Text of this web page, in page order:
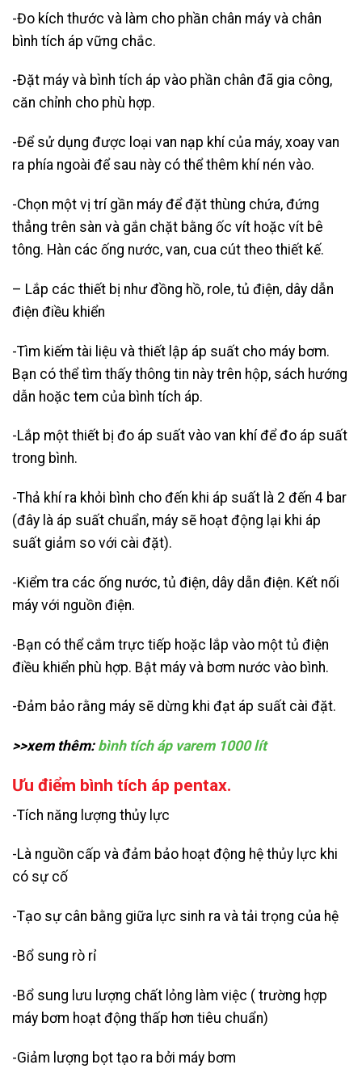
-Đo kích thước và làm cho phần chân máy và chân
bình tích áp vững chắc.
-Đặt máy và bình tích áp vào phần chân đã gia công,
căn chỉnh cho phù hợp.
-Để sử dụng được loại van nạp khí của máy, xoay van
ra phía ngoài để sau này có thể thêm khí nén vào.
-Chọn một vị trí gần máy để đặt thùng chứa, đứng
thẳng trên sàn và gắn chặt bằng ốc vít hoặc vít bê
tông. Hàn các ống nước, van, cua cút theo thiết kế.
– Lắp các thiết bị như đồng hồ, role, tủ điện, dây dẫn
điện điều khiển
-Tìm kiếm tài liệu và thiết lập áp suất cho máy bơm.
Bạn có thể tìm thấy thông tin này trên hộp, sách hướng
dẫn hoặc tem của bình tích áp.
-Lắp một thiết bị đo áp suất vào van khí để đo áp suất
trong bình.
-Thả khí ra khỏi bình cho đến khi áp suất là 2 đến 4 bar
(đây là áp suất chuẩn, máy sẽ hoạt động lại khi áp
suất giảm so với cài đặt).
-Kiểm tra các ống nước, tủ điện, dây dẫn điện. Kết nối
máy với nguồn điện.
-Bạn có thể cắm trực tiếp hoặc lắp vào một tủ điện
điều khiển phù hợp. Bật máy và bơm nước vào bình.
-Đảm bảo rằng máy sẽ dừng khi đạt áp suất cài đặt.
>>xem thêm: bình tích áp varem 1000 lít
Ưu điểm bình tích áp pentax.
-Tích năng lượng thủy lực
-Là nguồn cấp và đảm bảo hoạt động hệ thủy lực khi
có sự cố
-Tạo sự cân bằng giữa lực sinh ra và tải trọng của hệ
-Bổ sung rò rỉ
-Bổ sung lưu lượng chất lỏng làm việc ( trường hợp
máy bơm hoạt động thấp hơn tiêu chuẩn)
-Giảm lượng bọt tạo ra bởi máy bơm